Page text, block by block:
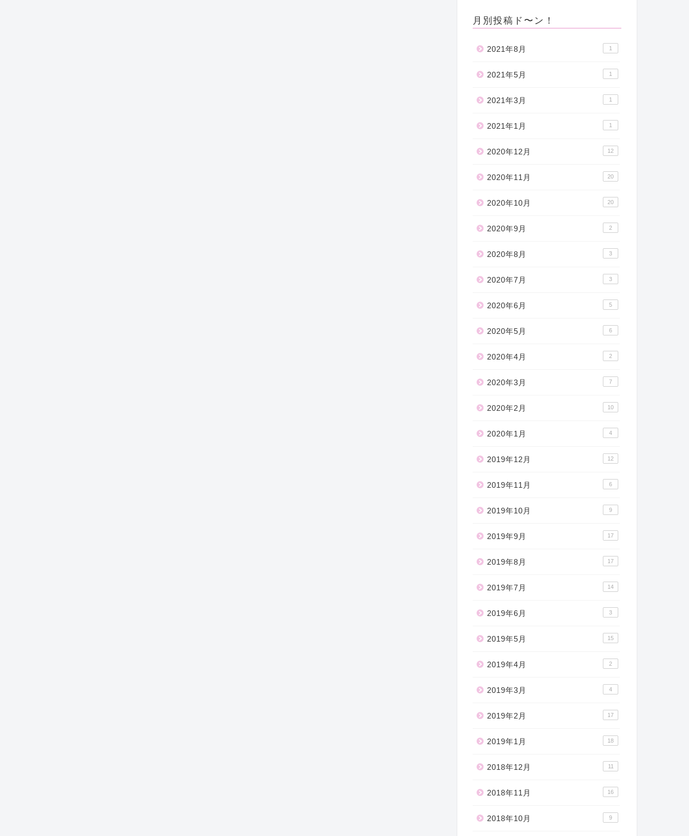
月別投稿ド〜ン！
2021年8月 1
2021年5月 1
2021年3月 1
2021年1月 1
2020年12月 12
2020年11月 20
2020年10月 20
2020年9月 2
2020年8月 3
2020年7月 3
2020年6月 5
2020年5月 6
2020年4月 2
2020年3月 7
2020年2月 10
2020年1月 4
2019年12月 12
2019年11月 6
2019年10月 9
2019年9月 17
2019年8月 17
2019年7月 14
2019年6月 3
2019年5月 15
2019年4月 2
2019年3月 4
2019年2月 17
2019年1月 18
2018年12月 11
2018年11月 16
2018年10月 9